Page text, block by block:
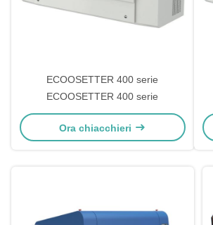
ECOOSETTER 400 serie
ECOOSETTER 400 serie
Ora chiacchieri